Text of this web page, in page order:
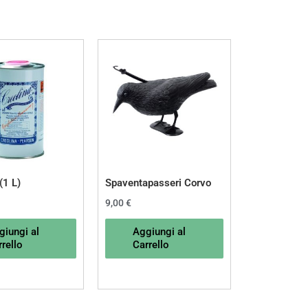
L)
al
Spaventapasseri Corvo
9,00€
Aggiungi al
Carrello